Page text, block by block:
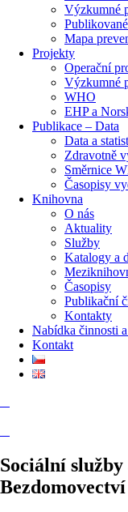
Výzkumné
Mapa
Projekty
Operační
Výzkumné
WHO
EHP a
Publikace – Data
Data a
Zdravotně
Směrnice
Časopisy
Knihovna
O nás
Aktuality
Služby
Katalogy a
Časopisy
Publikační
Kontakty
Nabídka činnosti
Kontakt
Sociální služby
Bezdomovectví